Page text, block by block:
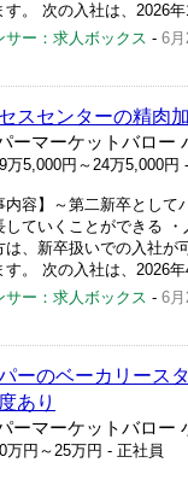
す。 次の入社は、2026
サー：求人ボックス - 6月
スセンターの精肉
ーマーケットバロー
万5,000円～24万5,000円
内容】～第二新卒とし
していくことができる
は、新卒扱いでの入社が
す。 次の入社は、2026
サー：求人ボックス - 6月
ーのベーカリース
あり
ーマーケットバロー
万円～25万円 - 正社員